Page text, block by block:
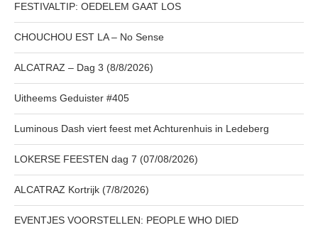
FESTIVALTIP: OEDELEM GAAT LOS
CHOUCHOU EST LA – No Sense
ALCATRAZ – Dag 3 (8/8/2026)
Uitheems Geduister #405
Luminous Dash viert feest met Achturenhuis in Ledeberg
LOKERSE FEESTEN dag 7 (07/08/2026)
ALCATRAZ Kortrijk (7/8/2026)
EVENTJES VOORSTELLEN: PEOPLE WHO DIED